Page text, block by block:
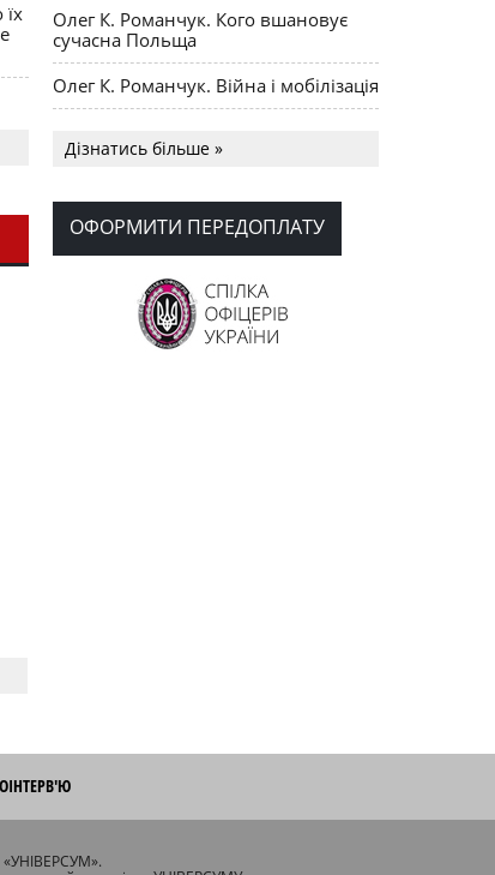
Олег К. Романчук. Кого вшановує
сучасна Польща
Олег К. Романчук. Війна і мобілізація
долучилися до найбільшої
День Вишиванки в Норт Порті
OPUS MAGNUM Олега К. Романчука
Дізнатись більше »
ОФОРМИТИ ПЕРЕДОПЛАТУ
«УНІВЕРСУМ».